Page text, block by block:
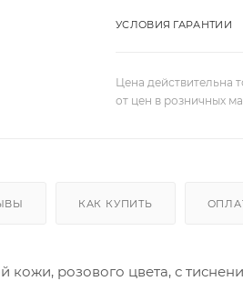
УСЛОВИЯ ГАРАНТИИ
Цена действительна
от цен в розничных
КАК КУПИТЬ
кожи, розового цвета, с